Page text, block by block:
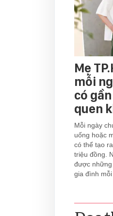
Mẹ
mỗi
có
quen
Mỗi ngày
uống hoặc
có thể tạo
triệu đồng.
được những
gia đình mỗi